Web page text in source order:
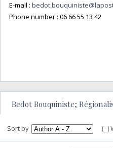
E-mail :
Phone number : 06 66 55 13 42
Bedot Bouquiniste;
Sort by